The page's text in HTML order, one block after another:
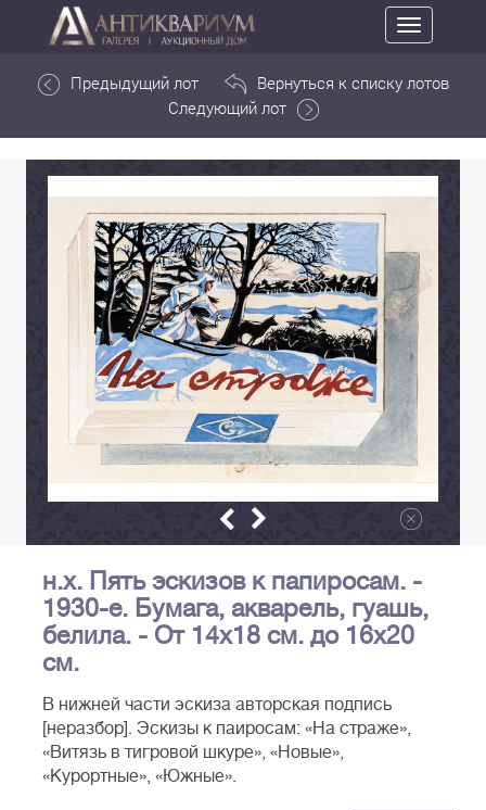
Toggle
navigation
Предыдущий лот
Вернуться к списку лотов
Следующий лот
н.х. Пять эскизов к папиросам. -
1930-е. Бумага, акварель, гуашь,
белила. - От 14х18 см. до 16х20
см.
В нижней части эскиза авторская подпись
[неразбор]. Эскизы к паиросам: «На страже»,
«Витязь в тигровой шкуре», «Новые»,
«Курортные», «Южные».